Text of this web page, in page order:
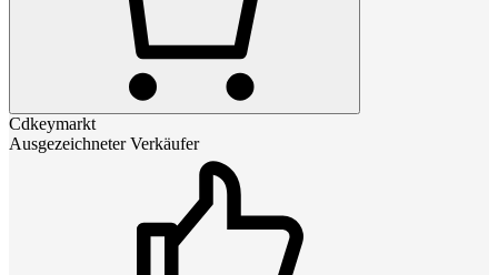
Cdkeymarkt
Ausgezeichneter Verkäufer